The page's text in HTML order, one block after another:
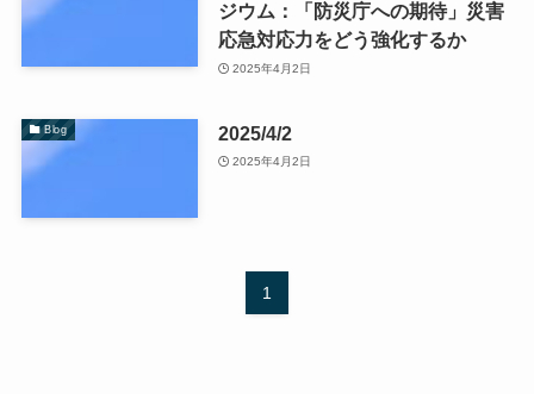
ジウム：「防災庁への期待」災害
応急対応力をどう強化するか
2025年4月2日
Blog 2025/4/2
2025年4月2日
1